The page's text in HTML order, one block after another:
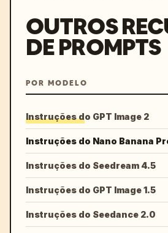
OUTROS
DE PROMPTS
POR MODELO
Instruções do GPT Image 2
Instruções do Nano Banana
Instruções do Seedream 4.5
Instruções do GPT Image 1.5
Instruções do Seedance 2.0